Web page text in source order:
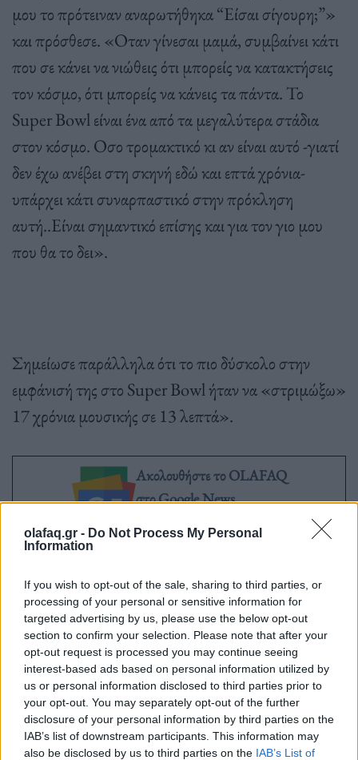
olafaq.gr - Do Not Process My Personal
Information
If you wish to opt-out of the sale, sharing to third parties, or
processing of your personal or sensitive information for
targeted advertising by us, please use the below opt-out
section to confirm your selection. Please note that after your
opt-out request is processed you may continue seeing
interest-based ads based on personal information utilized by
us or personal information disclosed to third parties prior to
your opt-out. You may separately opt-out of the further
disclosure of your personal information by third parties on the
IAB’s list of downstream participants. This information may
also be disclosed by us to third parties on the IAB’s List of
μου το πρότειναν αναρωτήθηκα “Είσαι σίγουρη;”»
και πρόσθεσε. «Οταν γίνεσαι μαμά, συμβαίνει κάτι
που σε κάνει να νιώθεις ότι μπορείς να κατακτήσεις
τον κόσμο, ότι μπορείς να κάνεις τα πάντα. Το
Super Bowl είναι ένα από τα μεγαλύτερα στάδια
στον κόσμο. Οσο τρομακτικό κι αν είναι αυτό -γιατί
δεν έχω ανέβει στη σκηνή εδώ και επτά χρόνια-
υπάρχει κάτι συναρπαστικό στην πρόκληση
αυτή..Είναι σημαντικό επίσης και για τον γιο μου
που θα το δει».
Σημείωσε παράλληλα ότι το πιο δύσκολο στην
εμφάνισή της στο Super Bowl ήταν να «στριμώξω»
17 χρόνια μουσικής σε 13 λεπτά».
Ακολουθήστε το OLAFAQ
στο Google News
Newsroom
Ετικέτες :Super Bowl, Μουσική, Ριάνα,συναυλία.